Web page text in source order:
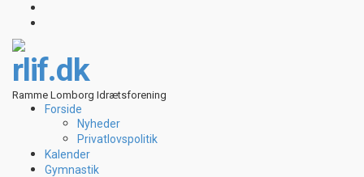
rlif.dk
Ramme Lomborg Idrætsforening
Forside
Nyheder
Privatlovspolitik
Kalender
Gymnastik